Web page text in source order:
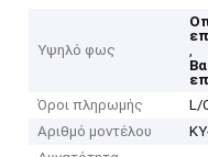
Υψηλό φως
,
Όροι πληρωμής
L/
Αριθμό μοντέλου